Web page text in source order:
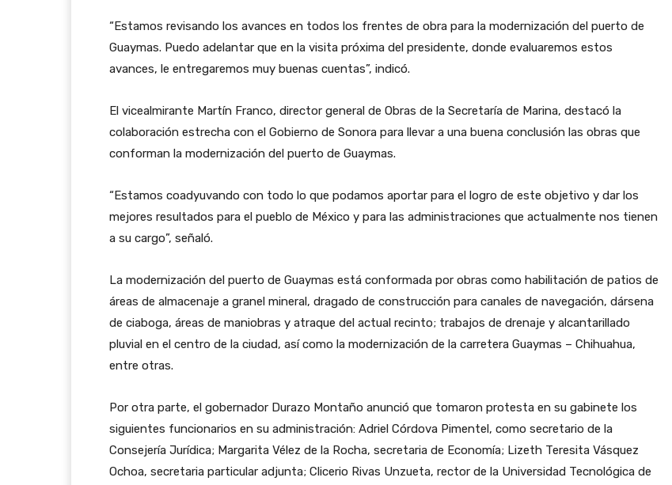
“Estamos revisando los avances en todos los frentes de obra para la modernización del puerto de
Guaymas. Puedo adelantar que en la visita próxima del presidente, donde evaluaremos estos
avances, le entregaremos muy buenas cuentas”, indicó.
El vicealmirante Martín Franco, director general de Obras de la Secretaría de Marina, destacó la
colaboración estrecha con el Gobierno de Sonora para llevar a una buena conclusión las obras que
conforman la modernización del puerto de Guaymas.
“Estamos coadyuvando con todo lo que podamos aportar para el logro de este objetivo y dar los
mejores resultados para el pueblo de México y para las administraciones que actualmente nos tienen
a su cargo”, señaló.
La modernización del puerto de Guaymas está conformada por obras como habilitación de patios de
áreas de almacenaje a granel mineral, dragado de construcción para canales de navegación, dársena
de ciaboga, áreas de maniobras y atraque del actual recinto; trabajos de drenaje y alcantarillado
pluvial en el centro de la ciudad, así como la modernización de la carretera Guaymas – Chihuahua,
entre otras.
Por otra parte, el gobernador Durazo Montaño anunció que tomaron protesta en su gabinete los
siguientes funcionarios en su administración: Adriel Córdova Pimentel, como secretario de la
Consejería Jurídica; Margarita Vélez de la Rocha, secretaria de Economía; Lizeth Teresita Vásquez
Ochoa, secretaria particular adjunta; Clicerio Rivas Unzueta, rector de la Universidad Tecnológica de